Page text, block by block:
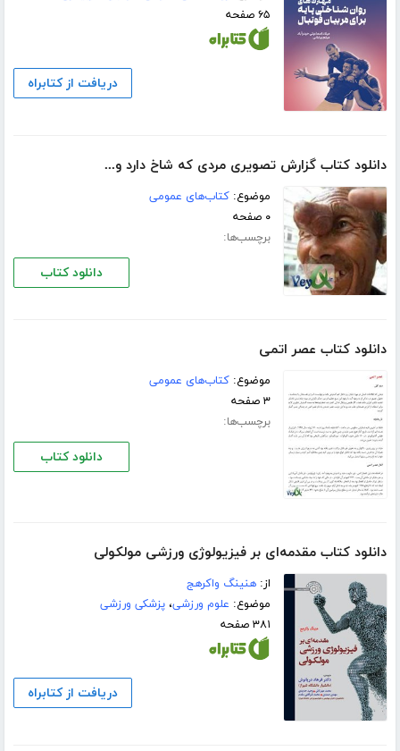
۶۵ صفحه
دریافت از کتابراه
دانلود کتاب گزارش تصویری مردی که شاخ دارد و...
موضوع:کتاب‌های عمومی
۰ صفحه
برچسب‌ها:
دانلود کتاب
دانلود کتاب عصر اتمی
موضوع:کتاب‌های عمومی
۳ صفحه
برچسب‌ها:
دانلود کتاب
دانلود کتاب مقدمه‌ای بر فیزیولوژی ورزشی مولکولی
از:هنینگ واکرهج
موضوع: علوم ورزشی،پزشکی ورزشی
۳۸۱ صفحه
دریافت از کتابراه